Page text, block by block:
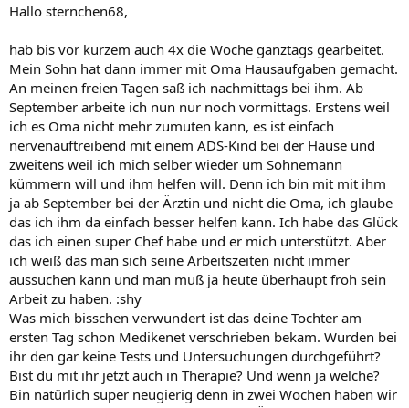
Hallo sternchen68,
hab bis vor kurzem auch 4x die Woche ganztags gearbeitet.
Mein Sohn hat dann immer mit Oma Hausaufgaben gemacht.
An meinen freien Tagen saß ich nachmittags bei ihm. Ab
September arbeite ich nun nur noch vormittags. Erstens weil
ich es Oma nicht mehr zumuten kann, es ist einfach
nervenauftreibend mit einem ADS-Kind bei der Hause und
zweitens weil ich mich selber wieder um Sohnemann
kümmern will und ihm helfen will. Denn ich bin mit mit ihm
ja ab September bei der Ärztin und nicht die Oma, ich glaube
das ich ihm da einfach besser helfen kann. Ich habe das Glück
das ich einen super Chef habe und er mich unterstützt. Aber
ich weiß das man sich seine Arbeitszeiten nicht immer
aussuchen kann und man muß ja heute überhaupt froh sein
Arbeit zu haben. :shy
Was mich bisschen verwundert ist das deine Tochter am
ersten Tag schon Medikenet verschrieben bekam. Wurden bei
ihr den gar keine Tests und Untersuchungen durchgeführt?
Bist du mit ihr jetzt auch in Therapie? Und wenn ja welche?
Bin natürlich super neugierig denn in zwei Wochen haben wir